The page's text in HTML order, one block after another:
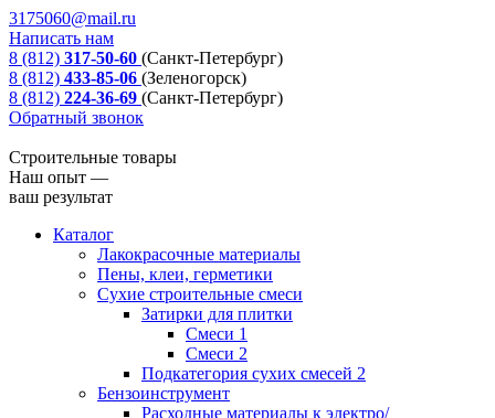
3175060@mail.ru
Написать нам
8 (812) 317-50-60 (Санкт-Петербург)
8 (812) 433-85-06 (Зеленогорск)
8 (812) 224-36-69 (Санкт-Петербург)
Обратный звонок
Строительные товары
Наш опыт —
ваш результат
Каталог
Лакокрасочные материалы
Пены, клеи, герметики
Сухие строительные смеси
Затирки для плитки
Смеси 1
Смеси 2
Подкатегория сухих смесей 2
Бензоинструмент
Расходные материалы к электро/